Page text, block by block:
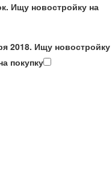
Ищу новостройку на
2018. Ищу новостройку
покупку